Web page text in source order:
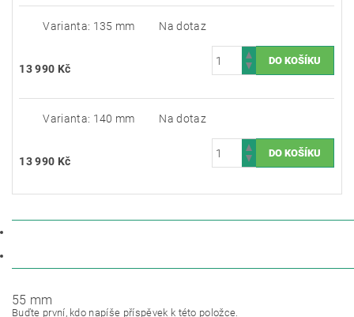
Varianta: 135 mm Na dotaz
13 990 Kč
Varianta: 140 mm Na dotaz
13 990 Kč
55 mm
Buďte první, kdo napíše příspěvek k této položce.